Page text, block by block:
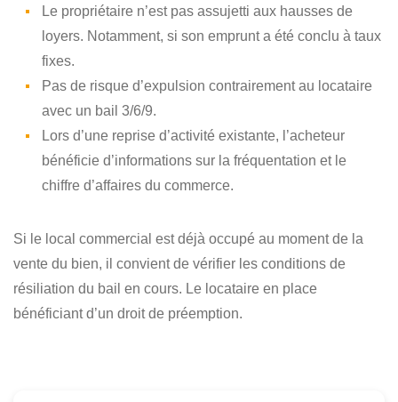
Le propriétaire n’est pas assujetti aux hausses de
loyers. Notamment, si son emprunt a été conclu à taux
fixes.
Pas de risque d’expulsion contrairement au locataire
avec un bail 3/6/9.
Lors d’une reprise d’activité existante, l’acheteur
bénéficie d’informations sur la fréquentation et le
chiffre d’affaires du commerce.
Si le local commercial est déjà occupé au moment de la
vente du bien, il convient de vérifier les conditions de
résiliation du bail en cours. Le locataire en place
bénéficiant d’un droit de préemption.